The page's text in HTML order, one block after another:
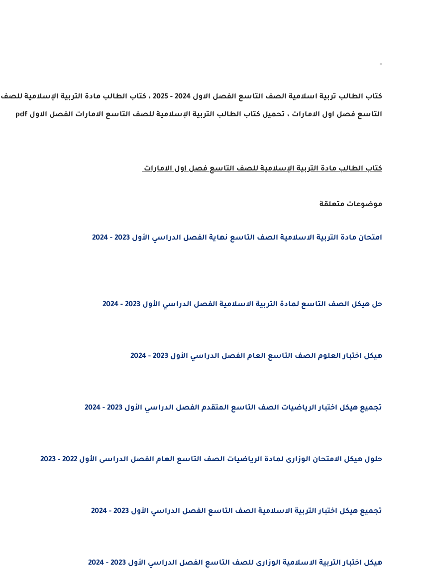
-
كتاب الطالب تربية اسلامية الصف التاسع الفصل الاول 2024 - 2025 ، كتاب الطالب مادة التربية الإسلامية للصف
التاسع فصل اول الامارات ، تحميل كتاب الطالب التربية الإسلامية للصف التاسع الامارات الفصل الاول pdf
كتاب الطالب مادة التربية الإسلامية للصف التاسع فصل اولالامارات
موضوعات متعلقة
امتحان مادة التربية الاسلامية الصف التاسع نهاية الفصل الدراسي الأول 2023 - 2024
حل هيكل الصف التاسع لمادة التربية الاسلامية الفصل الدراسي الأول 2023 - 2024
هيكل اختبار العلوم الصف التاسع العام الفصل الدراسي الأول 2023 - 2024
تجميع هيكل اختبار الرياضيات الصف التاسع المتقدم الفصل الدراسي الأول 2023 - 2024
حلول هيكل الامتحان الوزارى لمادة الرياضيات الصف التاسع العام الفصل الدراسى الأول 2022 - 2023
تجميع هيكل اختبارالتربية الاسلامية الصف التاسع الفصل الدراسي الأول 2023 - 2024
هيكل اختبارالتربية الاسلامية الوزارى للصف التاسع الفصل الدراسي الأول 2023 - 2024